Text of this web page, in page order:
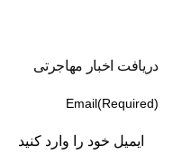
دریافت اخبار مهاجرتی
Email(Required)